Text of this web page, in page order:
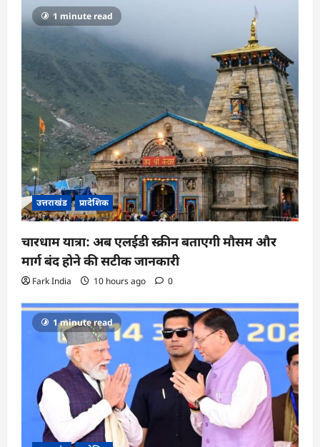
1 minute read
उत्तराखंड प्रादेशिक
चारधाम यात्रा: अब एलईडी स्क्रीन बताएगी मौसम और
मार्ग बंद होने की सटीक जानकारी
Fark India 10 hours ago 0
1 minute read